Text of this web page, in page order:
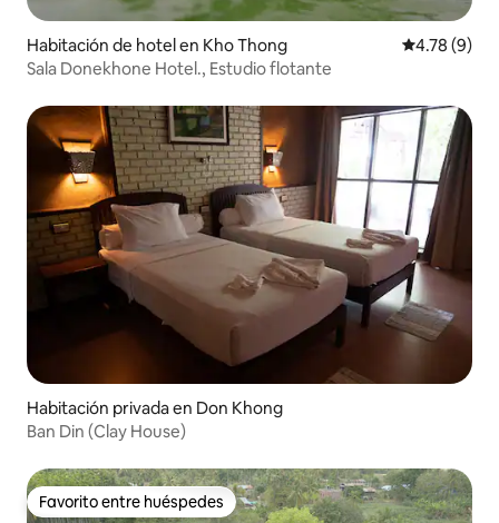
Habitación de hotel en Kho Thong Calificación
4.78 (9)
Sala Donekhone Hotel., Estudio flotante
Habitación privada en Don Khong
Ban Din (Clay House)
Favorito entre huéspedes
Favorito entre huéspedes